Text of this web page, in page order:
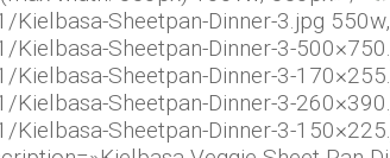
Sheetpan-Dinner-3.jpg
Sheetpan-Dinner-3-
Sheetpan-Dinner-3-
Sheetpan-Dinner-3-
Sheetpan-Dinner-3-